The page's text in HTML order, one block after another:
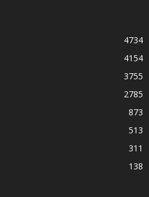
4734
4154
3755
2785
873
513
311
138